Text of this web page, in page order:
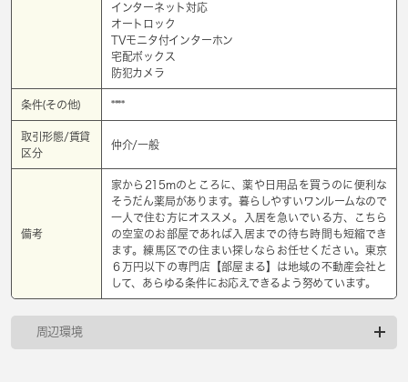
インターネット対応
オートロック
TVモニタ付インターホン
宅配ボックス
防犯カメラ
条件(その他) ****
取引形態/賃貸
区分
仲介/一般
備考
家から215mのところに、薬や日用品を買うのに便利な
そうだん薬局があります。暮らしやすいワンルームなので
一人で住む方にオススメ。入居を急いでいる方、こちら
の空室のお部屋であれば入居までの待ち時間も短縮でき
ます。練馬区での住まい探しならお任せください。東京
６万円以下の専門店【部屋まる】は地域の不動産会社と
して、あらゆる条件にお応えできるよう努めています。
周辺環境